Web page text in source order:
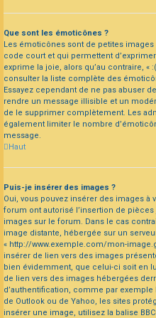
Que sont les émoticônes ?
Les émoticônes sont de petites
code court et qui permettent
exprime la joie, alors qu’au contraire, «
consulter la liste complète des
Essayez cependant de ne pas abuser
rendre un message illisible et un
de le supprimer complètement. Les
également limiter le nombre
message.
Haut
Puis-je insérer des images ?
Oui, vous pouvez insérer des images à
forum ont autorisé l’insertion de
images sur le forum. Dans le cas
image distante, hébergée sur un
« http://www.exemple.com/mon-
insérer de lien vers des images
bien évidemment, que celui-ci soit en
de lien vers des images hébergées
d’authentification, comme par
de Outlook ou de Yahoo, les sites
insérer une image, utilisez la balise